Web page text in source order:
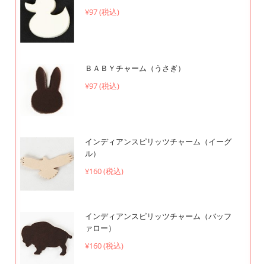
¥97 (税込)
ＢＡＢＹチャーム（うさぎ）
¥97 (税込)
インディアンスピリッツチャーム（イーグ
ル）
¥160 (税込)
インディアンスピリッツチャーム（バッフ
ァロー）
¥160 (税込)